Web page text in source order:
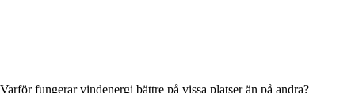
Varför fungerar vindenergi bättre på vissa platser än på andra?